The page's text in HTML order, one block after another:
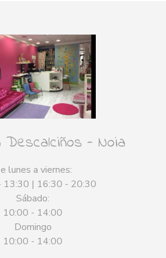
- Noia
lunes a viernes:
13:30 | 16:30 - 20:30
Sábado:
10:00 - 14:00
Domingo
10:00 - 14:00